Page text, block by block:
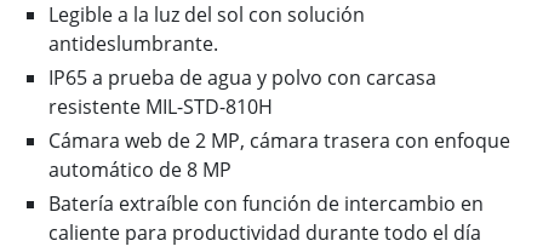
Legible a la luz del sol con solución
antideslumbrante.
IP65 a prueba de agua y polvo con carcasa
resistente MIL-STD-810H
Cámara web de 2 MP, cámara trasera con enfoque
automático de 8 MP
Batería extraíble con función de intercambio en
caliente para productividad durante todo el día